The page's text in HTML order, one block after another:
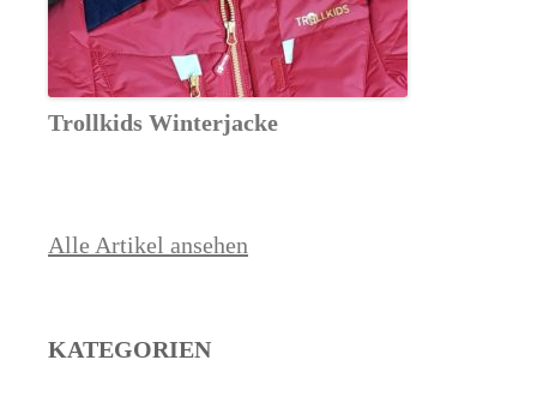
Trollkids Winterjacke
Alle Artikel ansehen
KATEGORIEN